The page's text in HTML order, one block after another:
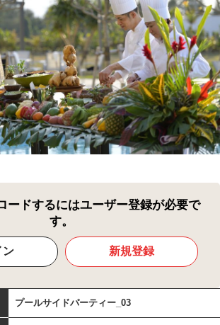
ードするにはユーザー登録が必要で
す。
ン 新規登録
プールサイドパーティー_03